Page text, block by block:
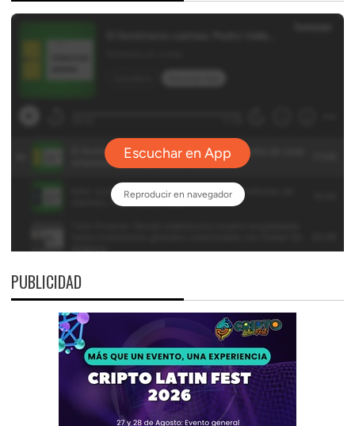
PUBLICIDAD